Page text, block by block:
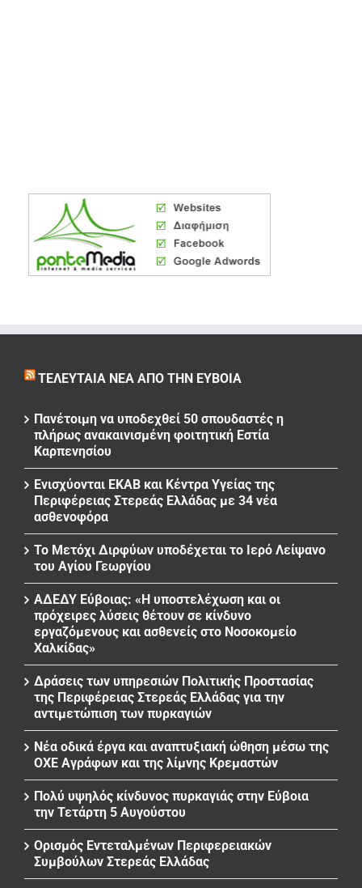
ΤΕΛΕΥΤΑΊΑ ΝΈΑ ΑΠΌ ΤΗΝ ΕΎΒΟΙΑ
Πανέτοιμη να υποδεχθεί 50 σπουδαστές η
πλήρως ανακαινισμένη φοιτητική Εστία
Καρπενησίου
Ενισχύονται ΕΚΑΒ και Κέντρα Υγείας της
Περιφέρειας Στερεάς Ελλάδας με 34 νέα
ασθενοφόρα
Το Μετόχι Διρφύων υποδέχεται το Ιερό Λείψανο
του Αγίου Γεωργίου
ΑΔΕΔΥ Εύβοιας: «Η υποστελέχωση και οι
πρόχειρες λύσεις θέτουν σε κίνδυνο
εργαζόμενους και ασθενείς στο Νοσοκομείο
Χαλκίδας»
Δράσεις των υπηρεσιών Πολιτικής Προστασίας
της Περιφέρειας Στερεάς Ελλάδας για την
αντιμετώπιση των πυρκαγιών
Νέα οδικά έργα και αναπτυξιακή ώθηση μέσω της
ΟΧΕ Αγράφων και της λίμνης Κρεμαστών
Πολύ υψηλός κίνδυνος πυρκαγιάς στην Εύβοια
την Τετάρτη 5 Αυγούστου
Ορισμός Εντεταλμένων Περιφερειακών
Συμβούλων Στερεάς Ελλάδας